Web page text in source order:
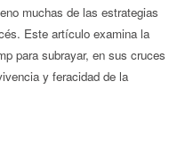
muchas de las estrategias
Este artículo examina la
para subrayar, en sus cruces
y feracidad de la